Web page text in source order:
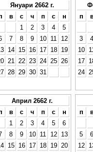
Януари 2662 г.
в с ч п с
н
1
2 3 4
5
7 8 9 10 11
12
14 15 16 17 18
19
21 22 23 24 25
26
28 29 30 31
п
3
4
10
17
24
Април 2662 г.
в с ч п с
н
1
2 3 4 5
6
8 9 10 11 12
13
15 16 17 18 19
20
п
5
6
12